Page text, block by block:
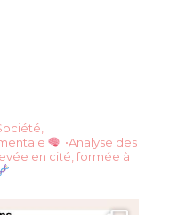
•Analyse des
en cité, formée à